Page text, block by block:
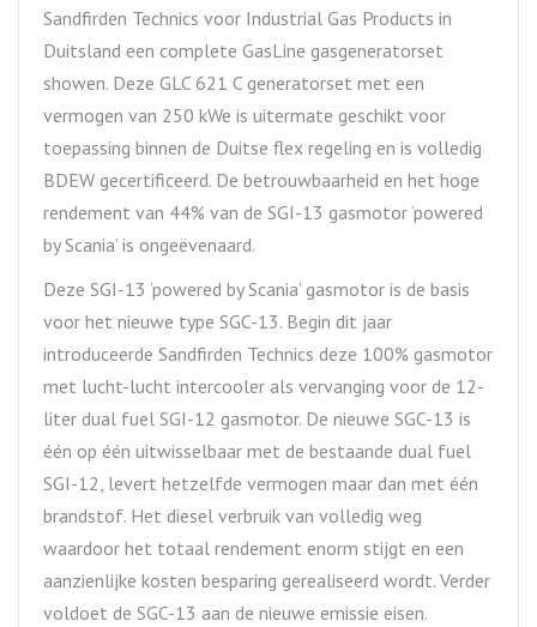
Sandfirden Technics voor Industrial Gas Products in
Duitsland een complete GasLine gasgeneratorset
showen. Deze GLC 621 C generatorset met een
vermogen van 250 kWe is uitermate geschikt voor
toepassing binnen de Duitse flex regeling en is volledig
BDEW gecertificeerd. De betrouwbaarheid en het hoge
rendement van 44% van de SGI-13 gasmotor ‘powered
by Scania’ is ongeëvenaard.
Deze SGI-13 ‘powered by Scania’ gasmotor is de basis
voor het nieuwe type SGC-13. Begin dit jaar
introduceerde Sandfirden Technics deze 100% gasmotor
met lucht-lucht intercooler als vervanging voor de 12-
liter dual fuel SGI-12 gasmotor. De nieuwe SGC-13 is
één op één uitwisselbaar met de bestaande dual fuel
SGI-12, levert hetzelfde vermogen maar dan met één
brandstof. Het diesel verbruik van volledig weg
waardoor het totaal rendement enorm stijgt en een
aanzienlijke kosten besparing gerealiseerd wordt. Verder
voldoet de SGC-13 aan de nieuwe emissie eisen.